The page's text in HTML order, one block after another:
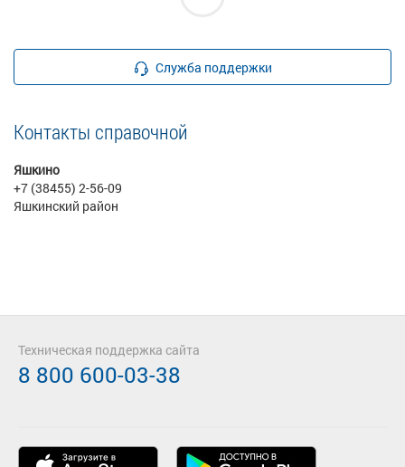
Служба поддержки
Контакты справочной
Яшкино
+7 (38455) 2-56-09
Яшкинский район
Техническая поддержка сайта
8 800 600-03-38